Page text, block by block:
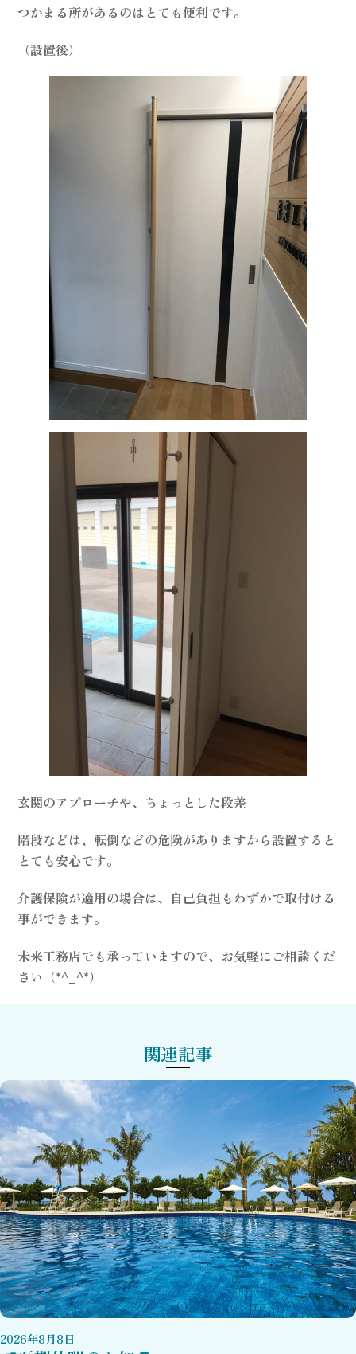
つかまる所があるのはとても便利です。
（設置後）
玄関のアプローチや、ちょっとした段差
階段などは、転倒などの危険がありますから設置すると
とても安心です。
介護保険が適用の場合は、自己負担もわずかで取付ける
事ができます。
未来工務店でも承っていますので、お気軽にご相談くだ
さい（*^_^*）
関連記事
2026年8月8日